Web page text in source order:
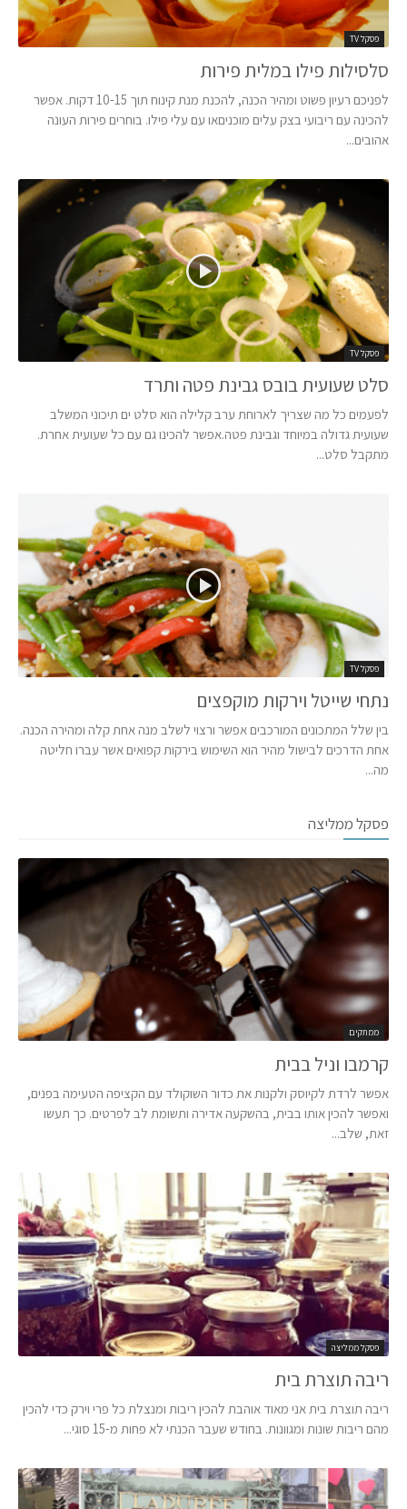
פסקל TV
סלסילות פילו במלית פירות
לפניכם רעיון פשוט ומהיר הכנה, להכנת מנת קינוח תוך 10-15 דקות. אפשר
להכינה עם ריבועי בצק עלים מוכניםאו עם עלי פילו. בוחרים פירות העונה
אהובים...
פסקל TV
סלט שעועית בובס גבינת פטה ותרד
לפעמים כל מה שצריך לארוחת ערב קלילה הוא סלט ים תיכוני המשלב
שעועית גדולה במיוחד וגבינת פטה.אפשר להכינו גם עם כל שעועית אחרת.
מתקבל סלט...
פסקל TV
נתחי שייטל וירקות מוקפצים
בין שלל המתכונים המורכבים אפשר ורצוי לשלב מנה אחת קלה ומהירה הכנה.
אחת הדרכים לבישול מהיר הוא השימוש בירקות קפואים אשר עברו חליטה
מה...
פסקל ממליצה
ממתקים
קרמבו וניל בבית
אפשר לרדת לקיוסק ולקנות את כדור השוקולד עם הקציפה הטעימה בפנים,
ואפשר להכין אותו בבית, בהשקעה אדירה ותשומת לב לפרטים. כך תעשו
זאת, שלב...
פסקל ממליצה
ריבה תוצרת בית
ריבה תוצרת בית אני מאוד אוהבת להכין ריבות ומנצלת כל פרי וירק כדי להכין
מהם ריבות שונות ומגוונות. בחודש שעבר הכנתי לא פחות מ-15 סוגי...